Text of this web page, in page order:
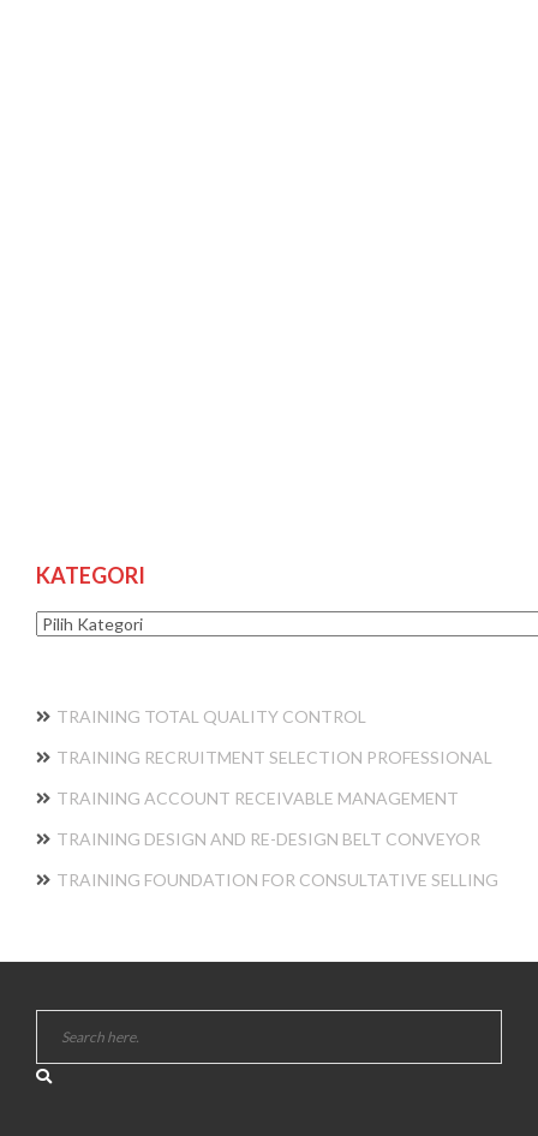
KATEGORI
Kategori
TRAINING TOTAL QUALITY CONTROL
TRAINING RECRUITMENT SELECTION PROFESSIONAL
TRAINING ACCOUNT RECEIVABLE MANAGEMENT
TRAINING DESIGN AND RE-DESIGN BELT CONVEYOR
TRAINING FOUNDATION FOR CONSULTATIVE SELLING